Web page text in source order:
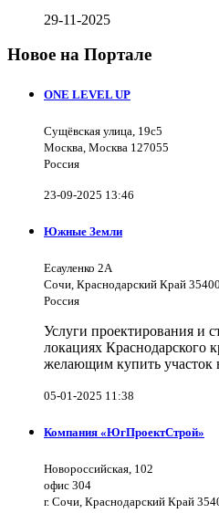
29-11-2025
Новое на Портале
ONE LEVEL UP
Сущёвская улица, 19с5
Москва, Москва 127055
Россия
23-09-2025 13:46
Южные Земли
Есауленко 2А
Сочи, Краснодарский Край
Россия
Услуги проектирования и
локациях Краснодарского
желающим купить участок
05-01-2025 11:38
Компания «ЮгПроектСтрой»
Новороссийская, 102
офис 304
г. Сочи, Краснодарский Край